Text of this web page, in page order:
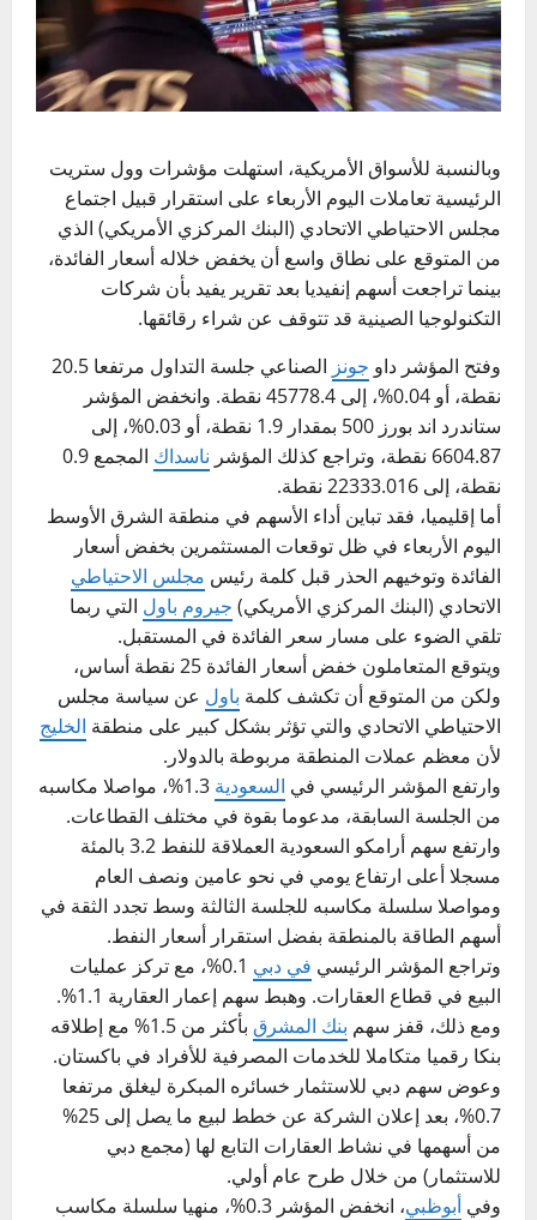
وبالنسبة للأسواق الأمريكية، استهلت مؤشرات وول ستريت
الرئيسية تعاملات اليوم الأربعاء على استقرار قبيل اجتماع
مجلس الاحتياطي الاتحادي (البنك المركزي الأمريكي) الذي
من المتوقع على نطاق واسع أن يخفض خلاله أسعار الفائدة،
بينما تراجعت أسهم إنفيديا بعد تقرير يفيد بأن شركات
التكنولوجيا الصينية قد تتوقف عن شراء رقائقها.
وفتح المؤشر داو جونز
الصناعي جلسة التداول مرتفعا 20.5
نقطة، أو 0.04%، إلى 45778.4 نقطة. وانخفض المؤشر
ستاندرد اند بورز 500 بمقدار 1.9 نقطة، أو 0.03%، إلى
6604.87 نقطة، وتراجع كذلك المؤشر
ناسداك
المجمع 0.9
نقطة، إلى 22333.016 نقطة.
أما إقليميا، فقد تباين أداء الأسهم في منطقة الشرق الأوسط
اليوم الأربعاء في ظل توقعات المستثمرين بخفض أسعار
الفائدة وتوخيهم الحذر قبل كلمة رئيس مجلس الاحتياطي
الاتحادي (البنك المركزي الأمريكي) جيروم باول التي ربما
تلقي الضوء على مسار سعر الفائدة في المستقبل.
ويتوقع المتعاملون خفض أسعار الفائدة 25 نقطة أساس،
ولكن من المتوقع أن تكشف كلمة باول عن سياسة مجلس
الاحتياطي الاتحادي والتي تؤثر بشكل كبير على منطقة الخليج
لأن معظم عملات المنطقة مربوطة بالدولار.
وارتفع المؤشر الرئيسي في السعودية
1.3%، مواصلا مكاسبه
من الجلسة السابقة، مدعوما بقوة في مختلف القطاعات.
وارتفع سهم أرامكو السعودية العملاقة للنفط 3.2 بالمئة
مسجلا أعلى ارتفاع يومي في نحو عامين ونصف العام
ومواصلا سلسلة مكاسبه للجلسة الثالثة وسط تجدد الثقة في
أسهم الطاقة بالمنطقة بفضل استقرار أسعار النفط.
وتراجع المؤشر الرئيسي في دبي
0.1%، مع تركز عمليات
البيع في قطاع العقارات. وهبط سهم إعمار العقارية 1.1%.
ومع ذلك، قفز سهم بنك المشرق
بأكثر من 1.5% مع إطلاقه
بنكا رقميا متكاملا للخدمات المصرفية للأفراد في باكستان.
وعوض سهم دبي للاستثمار خسائره المبكرة ليغلق مرتفعا
0.7%، بعد إعلان الشركة عن خطط لبيع ما يصل إلى 25%
من أسهمها في نشاط العقارات التابع لها (مجمع دبي
للاستثمار) من خلال طرح عام أولي.
وفي أبوظبي
، انخفض المؤشر 0.3%، منهيا سلسلة مكاسب